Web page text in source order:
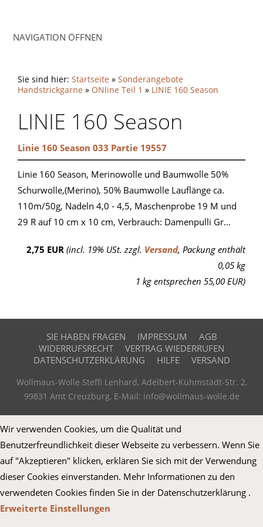
NAVIGATION ÖFFNEN
Sie sind hier: Startseite » Sonderangebote
Handstrickgarne » ONline Teil 1 » LINIE 160 Season
LINIE 160 Season
Linie 160 Season 033 Partie 19557
Linie 160 Season, Merinowolle und Baumwolle 50%
Schurwolle,(Merino), 50% Baumwolle Lauflänge ca.
110m/50g, Nadeln 4,0 - 4,5, Maschenprobe 19 M und
29 R auf 10 cm x 10 cm, Verbrauch: Damenpulli Gr...
2,75 EUR (incl. 19% USt. zzgl. Versand, Packung enthält
0,05 kg
1 kg entsprechen 55,00 EUR)
SIE HABEN FRAGEN IMPRESSUM
AGB
WIDERRUFSRECHT
VERTRAG WIEDERRUFEN
DATENSCHUTZERKLÄRUNG
HILFE VERSAND
Wollmaus-Wolle Steffi Lenhard, Adelbert-Kühmstädt-Str. 2,
99831 Amt Creuzburg, E-Mail: info@wollmaus-wolle.de
Wir verwenden Cookies, um die Qualität und
Benutzerfreundlichkeit dieser Webseite zu verbessern. Wenn Sie
auf "Akzeptieren" klicken, erklären Sie sich mit der Verwendung
dieser Cookies einverstanden. Mehr Informationen zu den
verwendeten Cookies finden Sie in der Datenschutzerklärung .
Erweiterte Einstellungen